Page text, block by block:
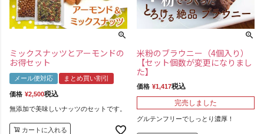
ミックスナッツとアーモンドの
お得セット
メール便対応 まとめ買い割引
価格 ¥2,500税込
無添加で美味しいナッツのセットです。
カートに入れる
米粉のブラウニー（4個入り）
【セット個数が変更になりまし
た】
価格 ¥1,417税込
完売しました
グルテンフリーでしっとり濃厚！